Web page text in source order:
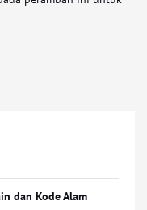
dan Kode Alam